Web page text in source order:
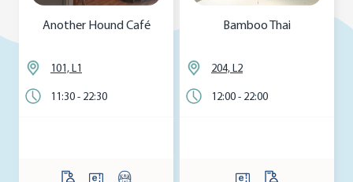
Another Hound Café
101, L1
11:30 - 22:30
Bamboo Thai
204, L2
12:00 - 22:00